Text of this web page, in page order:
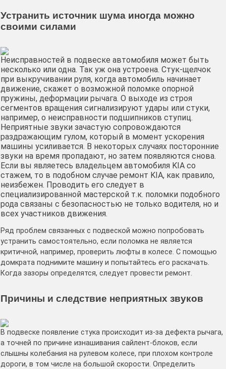
Устранить источник шума иногда можно
своими силами
Неисправностей в подвеске автомобиля может быть
несколько или одна. Так уж она устроена. Стук-щелчок
при выкручивании руля, когда автомобиль начинает
движение, скажет о возможной поломке опорной
пружины, деформации рычага. О выходе из строя
сегментов вращения сигнализируют удары или стуки,
например, о неисправности подшипников ступиц.
Неприятные звуки зачастую сопровождаются
раздражающим гулом, который в момент ускорения
машины усиливается. В некоторых случаях посторонние
звуки на время пропадают, но затем появляются снова.
Если вы являетесь владельцем автомобиля KIA со
стажем, то в подобном случае ремонт KIA, как правило,
неизбежен. Проводить его следует в
специализированной мастерской т.к. поломки подобного
рода связаны с безопасностью не только водителя, но и
всех участников движения.
Ряд проблем связанных с подвеской можно попробовать
устранить самостоятельно, если поломка не является
критичной, например, проверить люфты в колесе. С помощью
домкрата поднимите машину и попытайтесь его раскачать.
Когда зазоры определятся, следует провести ремонт.
Причины и следствие неприятных звуков
В подвеске появление стука происходит из-за дефекта рычага,
а точней по причине изнашивания сайлент-блоков, если
слышны колебания на рулевом колесе, при плохом контроле
дороги, в том числе на большой скорости. Определить